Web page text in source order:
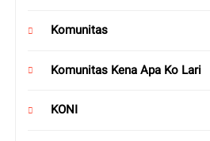
Komunitas
Komunitas Kena Apa Ko Lari
KONI